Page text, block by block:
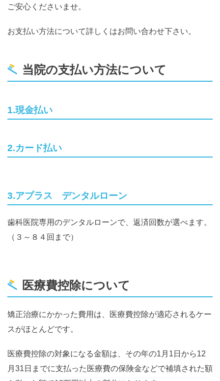
ご安心くださいませ。
お支払い方法について詳しくはお問い合わせ下さい。
当院の支払い方法について
1.現金払い
2.カード払い
3.アプラス デンタルローン
歯科医院専用のデンタルローンで、返済回数が選べます。
（３～８４回まで）
医療費控除について
矯正治療にかかった費用は、医療費控除が適応されるケー
スがほとんどです。
医療費控除の対象になる金額は、その年の1月1日から12
月31日までに支払った医療費の保険金などで補填された額